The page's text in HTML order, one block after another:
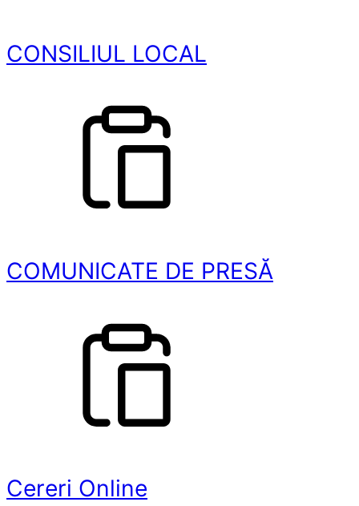
CONSILIUL LOCAL
COMUNICATE DE PRESĂ
Cereri Online